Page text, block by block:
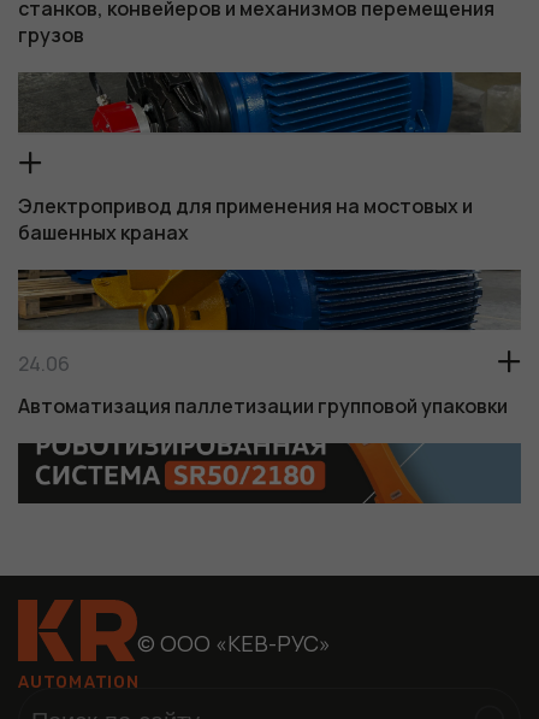
станков, конвейеров и механизмов перемещения
грузов
Электропривод для применения на мостовых и
башенных кранах
24.06
Автоматизация паллетизации групповой упаковки
© ООО «КЕВ-РУС»
Для
статистики. Они
нужны, чтобы